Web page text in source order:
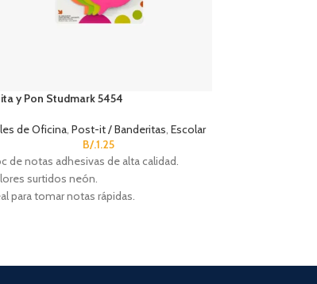
y Pon Studmark 5454
de Oficina, Post-it / Banderitas, Escolar
B/.1.25
de notas adhesivas de alta calidad.
surtidos neón.
para tomar notas rápidas.